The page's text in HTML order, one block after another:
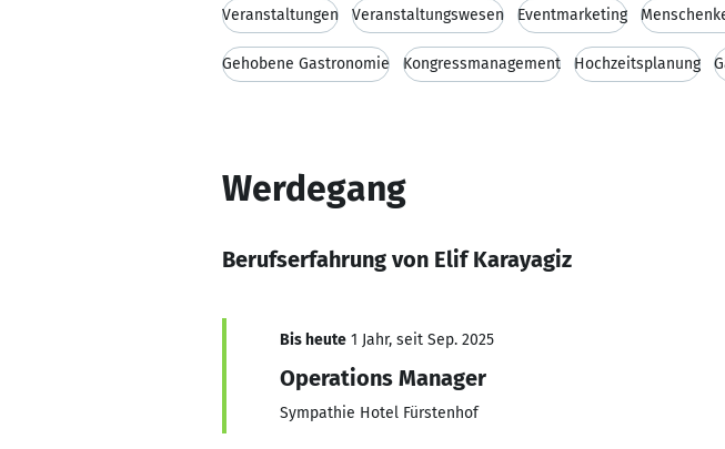
Veranstaltungen Veranstaltungswesen Eventmarketing
Gehobene Gastronomie Kongressmanagement Hochzeitsplanung
Werdegang
Berufserfahrung von Elif Karayagiz
Bis heute 1 Jahr, seit Sep. 2025
Operations Manager
Sympathie Hotel Fürstenhof